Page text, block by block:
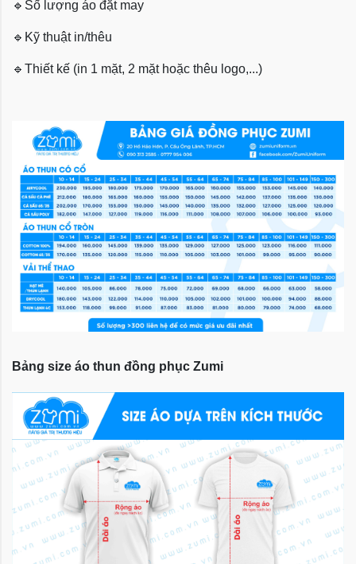
🔹 Số lượng áo đặt may
🔹 Kỹ thuật in/thêu
🔹 Thiết kế (in 1 mặt, 2 mặt hoặc thêu logo,...)
Bảng size áo thun đồng phục Zumi